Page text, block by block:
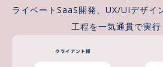
ライベートSaaS開発、UX/UIデザイ
工程を一気通貫で実行